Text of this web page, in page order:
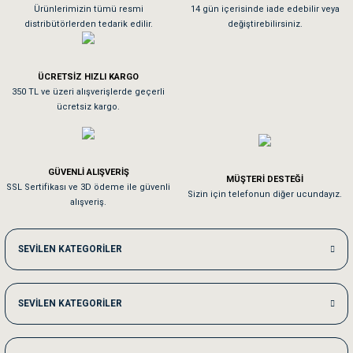
As**** Tu******
Tavşanım kafesinin kalitesine ve paketlemesine bayıldım
Sa**** On******
Kedilerim beğeniyorlar. Memnunuz. Uygun fiyatta olması iyi.
Me***** Ya******
Akşam verdiğim sipariş bir sonraki gün elime ulaştı. Jack russell köpeğim
Ka***** Ar******
Ürünlerimizin tümü resmi
distribütörlerden tedarik edilir.
14 gün içerisinde iade edebilir veya
değiştirebilirsiniz.
ÜCRETSİZ HIZLI KARGO
350 TL ve üzeri alışverişlerde geçerli
ücretsiz kargo.
GÜVENLİ ALIŞVERİŞ
SSL Sertifikası ve 3D ödeme ile güvenli
alışveriş.
MÜŞTERİ DESTEĞİ
Sizin için telefonun diğer ucundayız.
SEVİLEN KATEGORİLER
SEVİLEN KATEGORİLER